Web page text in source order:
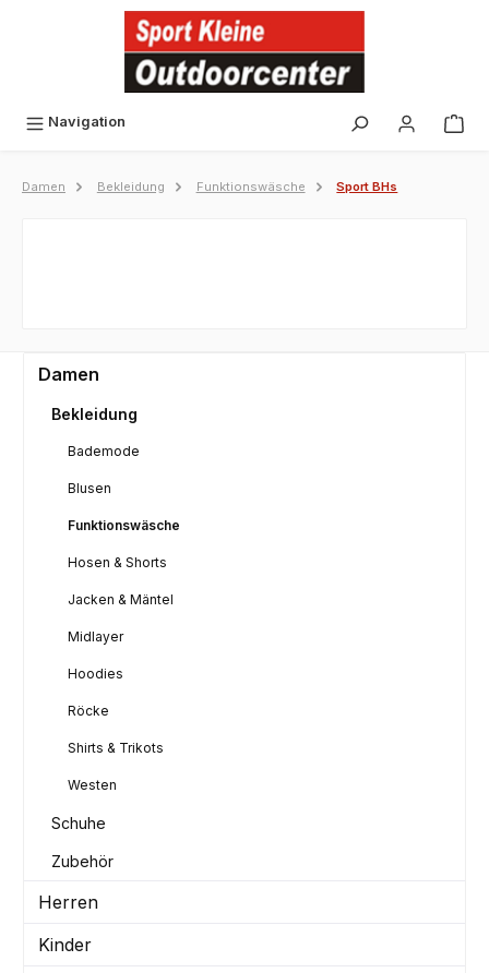
Navigation
Damen Bekleidung Funktionswäsche Sport BHs
Damen
Bekleidung
Bademode
Blusen
Funktionswäsche
Hosen & Shorts
Jacken & Mäntel
Midlayer
Hoodies
Röcke
Shirts & Trikots
Westen
Schuhe
Zubehör
Herren
Kinder